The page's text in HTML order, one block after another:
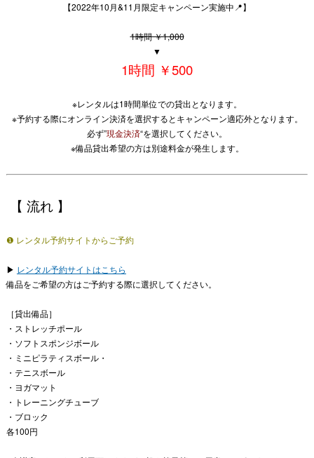
【2022年10月&11月限定キャンペーン実施中📍】
1時間 ￥1,000
▼
1時間 ￥500
※レンタルは1時間単位での貸出となります。
※予約する際にオンライン決済を選択するとキャンペーン適応外となります。
必ず”現金決済“を選択してください。
※備品貸出希望の方は別途料金が発生します。
【 流れ 】
❶ レンタル予約サイトからご予約
▶︎ レンタル予約サイトはこちら
備品をご希望の方はご予約する際に選択してください。
［貸出備品］
・ストレッチポール
・ソフトスポンジボール
・ミニピラティスボール・
・テニスボール
・ヨガマット
・トレーニングチューブ
・ブロック
各100円